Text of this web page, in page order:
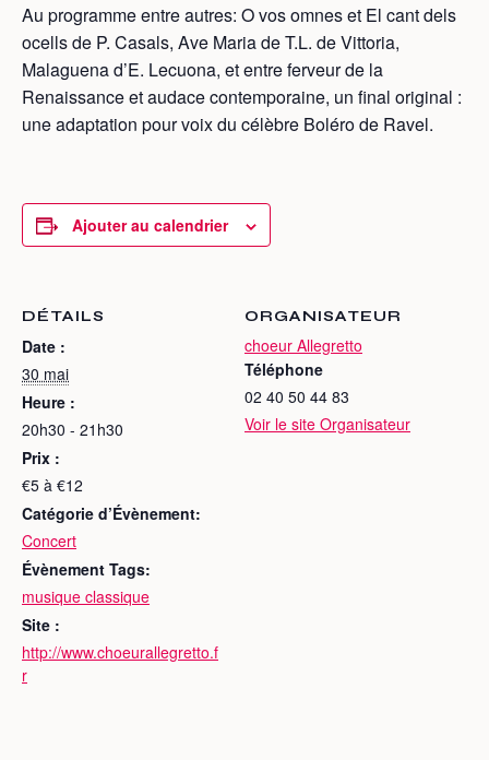
Au programme entre autres: O vos omnes et El cant dels
ocells de P. Casals, Ave Maria de T.L. de Vittoria,
Malaguena d’E. Lecuona, et entre ferveur de la
Renaissance et audace contemporaine, un final original :
une adaptation pour voix du célèbre Boléro de Ravel.
Ajouter au calendrier
DÉTAILS
Date :
30 mai
Heure :
20h30 - 21h30
Prix :
€5 à €12
Catégorie d’Évènement:
Concert
Évènement Tags:
musique classique
Site :
http://www.choeurallegretto.f
r
ORGANISATEUR
choeur Allegretto
Téléphone
02 40 50 44 83
Voir le site Organisateur